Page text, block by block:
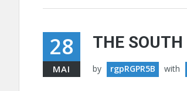
28
MAI
THE SOUTH
by rgpRGPR5B with